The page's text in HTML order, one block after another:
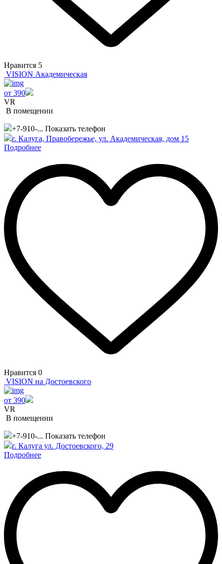
Нравится 5
VISION Академическая
от 390
VR
В помещении
+7-910-... Показать телефон
г. Калуга, Правобережье, ул. Академическая, дом 15
Подробнее
Нравится 0
VISION на Достоевского
от 390
VR
В помещении
+7-910-... Показать телефон
г. Калуга ул. Достоевского, 29
Подробнее